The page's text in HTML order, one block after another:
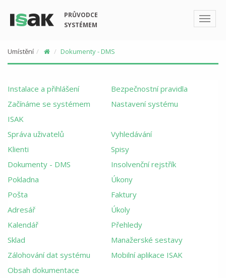
PRŮVODCE
SYSTÉMEM
Umístění Dokumenty - DMS
Instalace a přihlášení
Bezpečnostní pravidla
Začínáme se systémem
ISAK
Nastavení systému
Správa uživatelů
Vyhledávání
Klienti
Spisy
Dokumenty - DMS
Insolvenční rejstřík
Pokladna
Úkony
Pošta
Faktury
Adresář
Úkoly
Kalendář
Přehledy
Sklad
Manažerské sestavy
Zálohování dat systému
Mobilní aplikace ISAK
Obsah dokumentace